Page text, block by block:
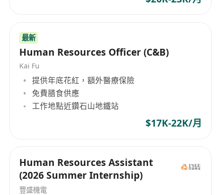
最新
Human Resources Officer (C&B)
Kai Fu
提供年底花紅，額外醫療保險
免費膳食供應
工作地點近鑽石山地鐵站
$17K-22K/月
Human Resources Assistant
(2026 Summer Internship)
豐盛機電